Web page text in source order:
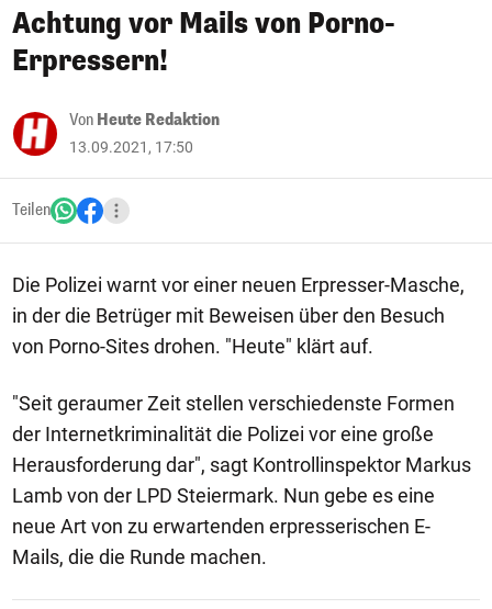
Achtung vor Mails von Porno-
Erpressern!
Von Heute Redaktion
13.09.2021, 17:50
Teilen
Die Polizei warnt vor einer neuen Erpresser-Masche,
in der die Betrüger mit Beweisen über den Besuch
von Porno-Sites drohen. "Heute" klärt auf.
"Seit geraumer Zeit stellen verschiedenste Formen
der Internetkriminalität die Polizei vor eine große
Herausforderung dar", sagt Kontrollinspektor Markus
Lamb von der LPD Steiermark. Nun gebe es eine
neue Art von zu erwartenden erpresserischen E-
Mails, die die Runde machen.